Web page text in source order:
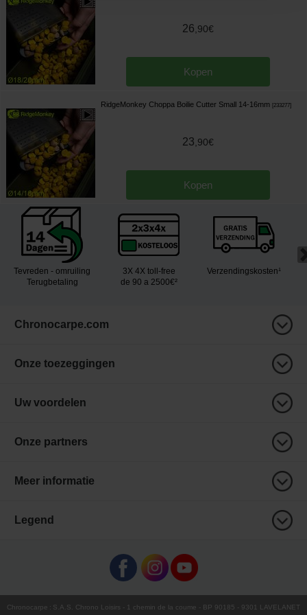
26 90€
Kopen
RidgeMonkey Choppa Boilie Cutter Small 14-16mm [233277]
23 90€
Kopen
Tevreden - omruiling
Terugbetaling
3X 4X toll-free
de 90 a 2500€²
Verzendingskosten¹
Chronocarpe.com
Onze toezeggingen
Uw voordelen
Onze partners
Meer informatie
Legend
Chronocarpe : S.A.S. Chrono Loisirs - 1 chemin de la coume - BP 90185 - 9301 LAVELANET